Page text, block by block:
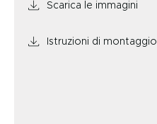
Scarica le immagini
Istruzioni di montaggio